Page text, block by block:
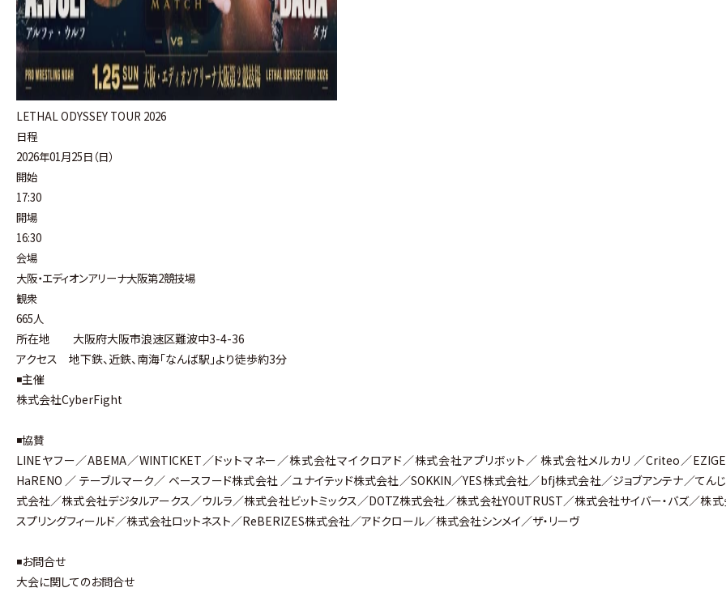
LETHAL ODYSSEY TOUR 2026
日程
2026年01月25日（日）
開始
17:30
開場
16:30
会場
大阪・エディオンアリーナ大阪第2競技場
観衆
665人
所在地 大阪府大阪市浪速区難波中3-4-36
アクセス 地下鉄、近鉄、南海｢なんば駅｣より徒歩約3分
◾️主催
株式会社CyberFight
◾️協賛
LINEヤフー／ABEMA／WINTICKET／ドットマネー／株式会社マイクロアド／株式会社アプリボット／ 株式会社メルカリ ／Criteo／
HaRENO ／ テーブルマーク／ ベースフード株式会社 ／ユナイテッド株式会社／SOKKIN／YES株式会社／bfj株式会社／ジョブアンテナ／てん
式会社／株式会社デジタルアークス／ウルラ／株式会社ビットミックス／DOTZ株式会社／株式会社YOUTRUST／株式会社サイバー・バズ／株
スプリングフィールド／株式会社ロットネスト／ReBERIZES株式会社／アドクロール／株式会社シンメイ／ザ・リーヴ
◾️お問合せ
大会に関してのお問合せ